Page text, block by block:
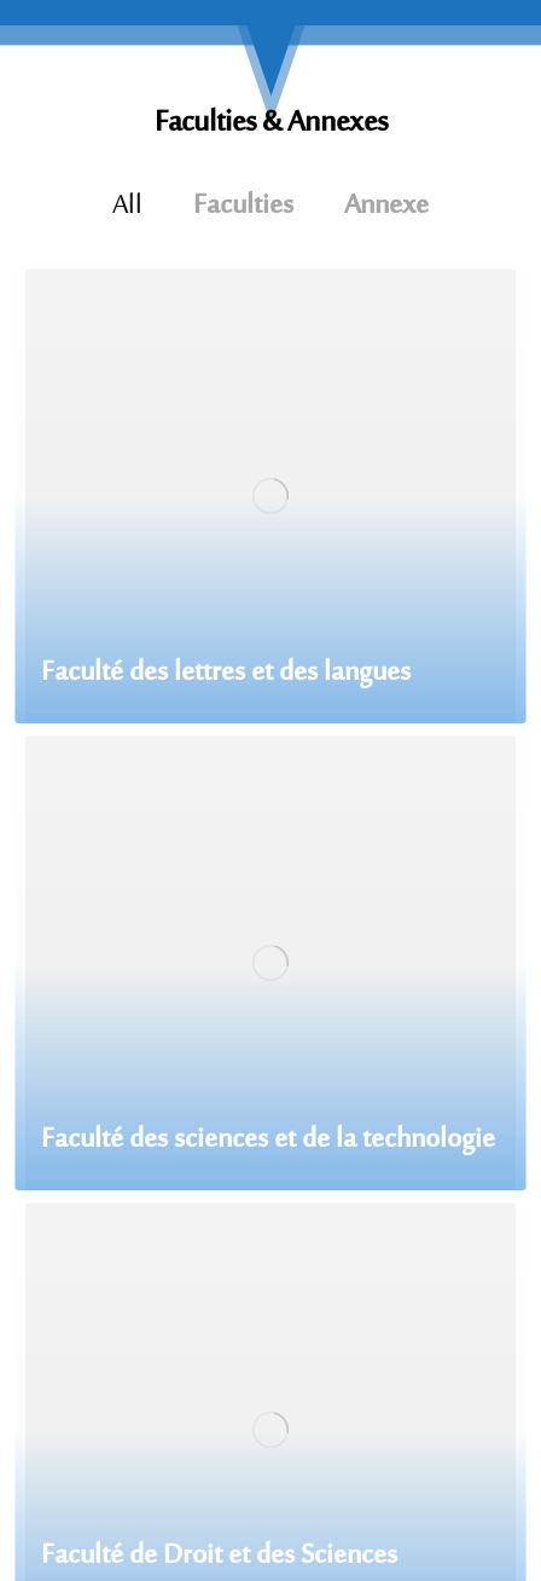
Faculties &Annexes
All Faculties Annexe
Faculté des lettres et des langues
Faculté des sciences et de la technologie
Faculté de Droit et des Sciences